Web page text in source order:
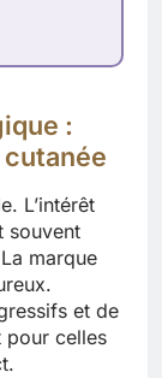
:
L’intérêt
souvent
marque
et de
pour celles